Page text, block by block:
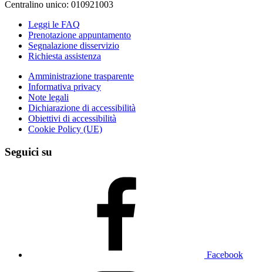
Centralino unico: 010921003
Leggi le FAQ
Prenotazione appuntamento
Segnalazione disservizio
Richiesta assistenza
Amministrazione trasparente
Informativa privacy
Note legali
Dichiarazione di accessibilità
Obiettivi di accessibilità
Cookie Policy (UE)
Seguici su
Facebook